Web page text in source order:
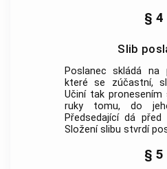
§ 4
Slib
Poslanec skládá na
které se zúčastní,
Učiní tak pronesením
ruky tomu, do
Předsedající dá
Složení slibu stvrdí
§ 5